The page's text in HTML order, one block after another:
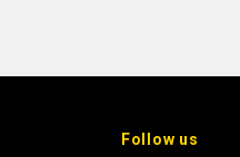
Follow us